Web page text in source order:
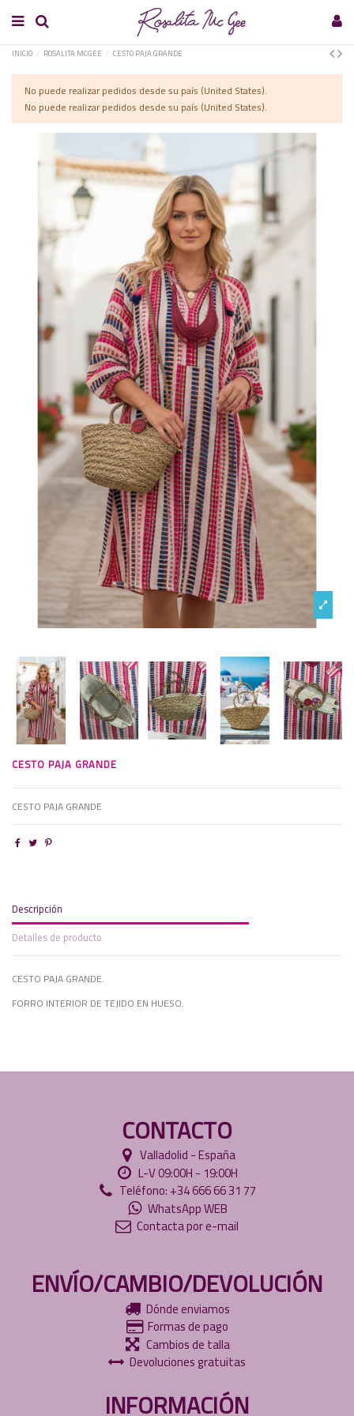
INICIO ROSALITA MCGEE CESTO PAJA GRANDE
No puede realizar pedidos desde su país (United States).
No puede realizar pedidos desde su país (United States).
CESTO PAJA GRANDE
CESTO PAJA GRANDE
Descripción
Detalles de producto
CESTO PAJA GRANDE.
FORRO INTERIOR DE TEJIDO EN HUESO.
CONTACTO
Valladolid - España
L-V 09:00H - 19:00H
Teléfono: +34 666 66 31 77
WhatsApp WEB
Contacta por e-mail
ENVÍO/CAMBIO/DEVOLUCIÓN
Dónde enviamos
Formas de pago
Cambios de talla
Devoluciones gratuitas
INFORMACIÓN